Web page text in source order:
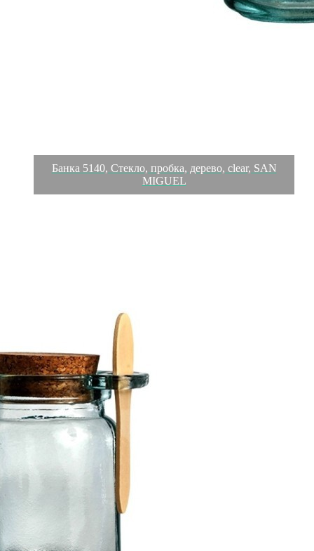
Банка 5140, Стекло, пробка, дерево, clear, SAN
MIGUEL
San Miguel (Испания) – это компания, которая занимается
производством качественной и оригинальной продукции из
переработанного стекла. Vidrios San Miguel известный бренд
во всем мире. В наши дни, Vidrios San Miguel продается более
чем в 25 000 магазинах по всему миру. Vidrios San Miguel
занимается производством стеклянных изделий: посуда,
бутылки, вазы, сувениры, украшения и многое другое.
Основной экспорт происходит в страны западной и
восточной Европы, Америки, Азии и Африки. Материал:
Стекло, пробка, дерево. Цвет: clear.
TRADITIONAL
Стекло, пробка, дерево
Цвет
clear